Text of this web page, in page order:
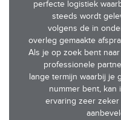
perfecte logistiek
steeds wordt
volgens de in
overleg gemaakte
Als je op zoek bent
professionele
lange termijn waarbij je
nummer bent, kan
ervaring zeer zeker